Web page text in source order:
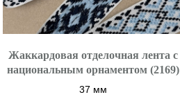
Жаккардовая отделочная лента с
национальным орнаментом (2169)
37 мм